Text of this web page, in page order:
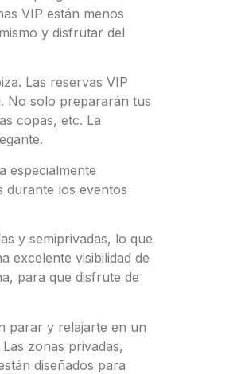
VIP están menos
y disfrutar del
Las reservas VIP
No solo prepararán tus
copas, etc. La
especialmente
durante los eventos
y semiprivadas, lo que
excelente visibilidad de
para que disfrute de
parar y relajarte en un
zonas privadas,
diseñados para